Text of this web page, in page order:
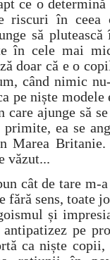
ce o
riscuri în
să
în cele mai
doar că e o
când nimic
pe niște modele
ajunge să
ea se
Britanie.
văzut...
cât de tare m-
sens, toate
și
pe
ca niște